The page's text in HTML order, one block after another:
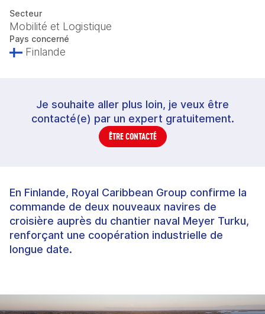
Secteur
Mobilité et Logistique
Pays concerné
Finlande
Je souhaite aller plus loin, je veux être
contacté(e) par un expert gratuitement.
ÊTRE CONTACTÉ
En Finlande, Royal Caribbean Group confirme la
commande de deux nouveaux navires de
croisière auprès du chantier naval Meyer Turku,
renforçant une coopération industrielle de
longue date.